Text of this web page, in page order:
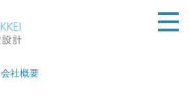
会社概要